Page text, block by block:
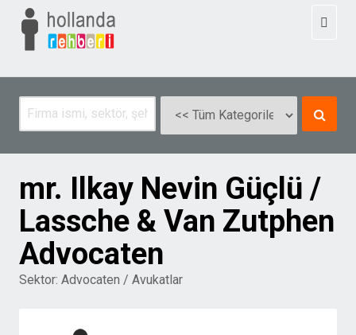
mr. Ilkay Nevin Güçlü /
Lassche & Van Zutphen
Advocaten
Sektor: Advocaten / Avukatlar